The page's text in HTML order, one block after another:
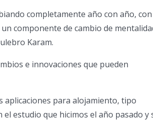
completamente año con año, con
componente de cambio de
Karam.
e innovaciones que pueden
aplicaciones para alojamiento, tipo
estudio que hicimos el año pasado y